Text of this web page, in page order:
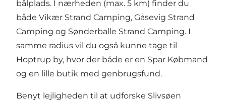
bålplads. I nærheden (max. 5 km) finder du
både Vikær Strand Camping, Gåsevig Strand
Camping og Sønderballe Strand Camping. I
samme radius vil du også kunne tage til
Hoptrup by, hvor der både er en Spar Købmand
og en lille butik med genbrugsfund.
Benyt lejligheden til at udforske Slivsøen